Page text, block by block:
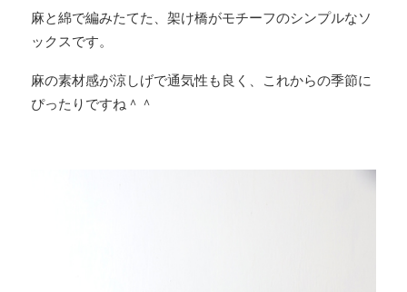
麻と綿で編みたてた、架け橋がモチーフのシンプルなソ
ックスです。
麻の素材感が涼しげで通気性も良く、これからの季節に
ぴったりですね＾＾